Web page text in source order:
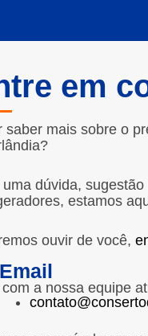
em
saber mais sobre o
uma dúvida,
estamos
ouvir de você,
Email
a nossa equipe